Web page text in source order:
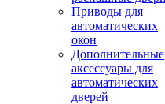
Приводы для
автоматических
окон
Дополнительные
аксессуары для
автоматических
дверей